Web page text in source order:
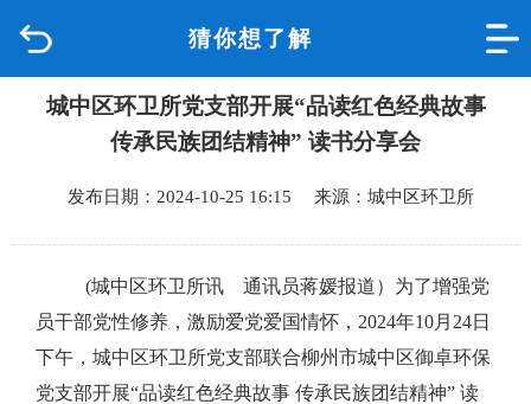
猜你想了解
品质城中
政府信息公开
互动回应
城中区环卫所党支部开展“品读红色经典故事
传承民族团结精神” 读书分享会
发布日期：2024-10-25 16:15 来源：城中区环卫所
(城中区环卫所讯 通讯员蒋媛报道）为了增强党
员干部党性修养，激励爱党爱国情怀，2024年10月24日
下午，城中区环卫所党支部联合柳州市城中区御卓环保
党支部开展“品读红色经典故事 传承民族团结精神” 读